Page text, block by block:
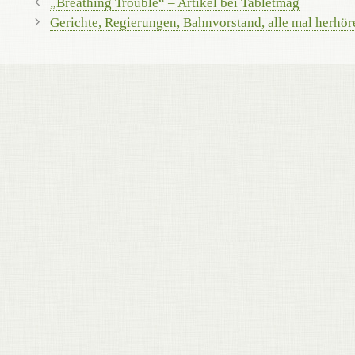
Gerichte, Regierungen, Bahnvorstand, alle mal